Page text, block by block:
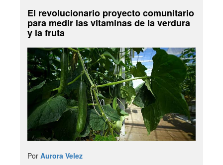
El revolucionario proyecto comunitario
para medir las vitaminas de la verdura
y la fruta
Por Aurora Velez